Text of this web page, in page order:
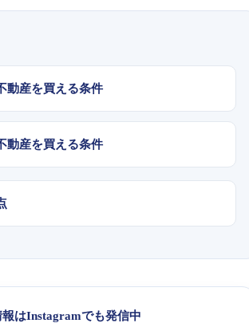
動産を買える条件
動産を買える条件
はInstagramでも発信中